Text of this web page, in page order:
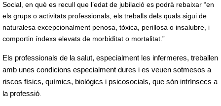
Social, en què es recull que l’edat de jubilació es podrà rebaixar “en
els grups o activitats professionals, els treballs dels quals sigui de
naturalesa excepcionalment penosa, tòxica, perillosa o insalubre, i
comportin índexs elevats de morbiditat o mortalitat.”
Els professionals de la salut, especialment les infermeres, treballen
amb unes condicions especialment dures i es veuen sotmesos a
riscos físics, químics, biològics i psicosocials, que són intrínsecs a
la professió.